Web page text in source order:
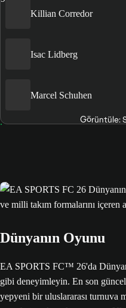
Killian Corredor
Isac Lidberg
Marcel Schuhen
Görüntüle:
Dünyanın Oyunu
EA SPORTS FC™ 26'da
gibi deneyimleyin. En son
yepyeni bir uluslararası turnuva